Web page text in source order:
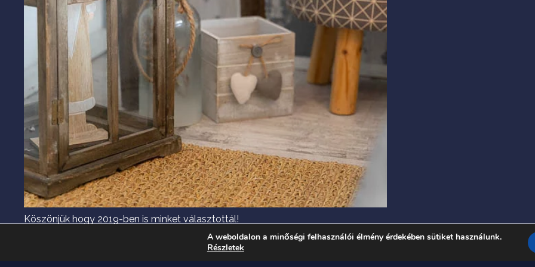
Köszönjük hogy 2019-ben is minket választottál!
A weboldalon a minőségi felhasználói élmény érdekében sütiket használunk.
Részletek